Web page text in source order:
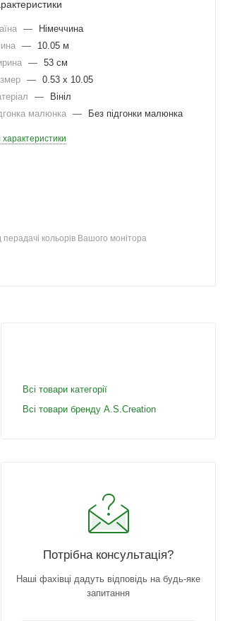
—
Німеччина
—
10.05 м
— 53 см
— 0.53 x 10.05
—
Вініл
малюнка — Без підгонки малюнка
характеристики
кольорів Вашого монітора
Всі товари категорії
Всі товари бренду A.S.Creation
Потрібна консультація?
Наші фахівці дадуть відповідь на будь-яке
запитання